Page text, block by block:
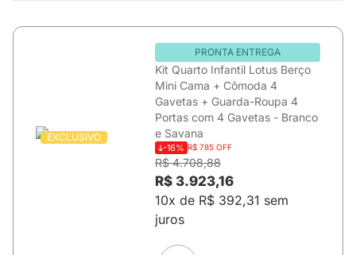
EXCLUSIVO
PRONTA ENTREGA
Kit Quarto Infantil Lotus Berço
Mini Cama + Cômoda 4
Gavetas + Guarda-Roupa 4
Portas com 4 Gavetas - Branco
e Savana
-16% R$ 785 OFF
R$ 4.708,88
R$ 3.923,16
10x de R$ 392,31 sem
juros